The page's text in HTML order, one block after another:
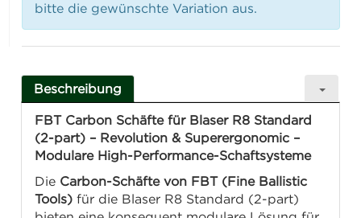
bitte die gewünschte Variation aus.
Beschreibung
FBT Carbon Schäfte für Blaser R8 Standard
(2-part) – Revolution & Superergonomic –
Modulare High-Performance-Schaftsysteme
Die Carbon-Schäfte von FBT (Fine Ballistic
Tools) für die Blaser R8 Standard (2-part)